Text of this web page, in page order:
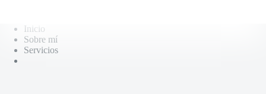
Inicio
Sobre mí
Servicios